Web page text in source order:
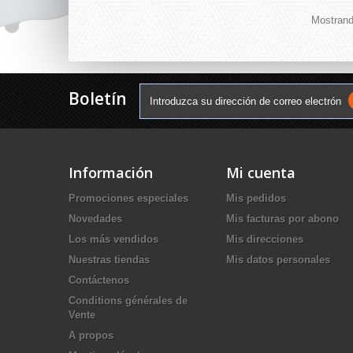
Boletín
Información
Promociones especiales
Novedades
Los más vendidos
Nuestras tiendas
Contáctenos
Conditions générales de
Vente
A propos
Mi cuenta
Mis pedidos
Mis facturas por abono
Mis direcciones
Mis datos personales